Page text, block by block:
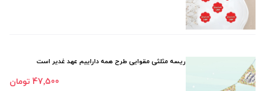
ریسه مثلثی مقوایی طرح همه داراییم عهد غدیر است
47٬500 تومان